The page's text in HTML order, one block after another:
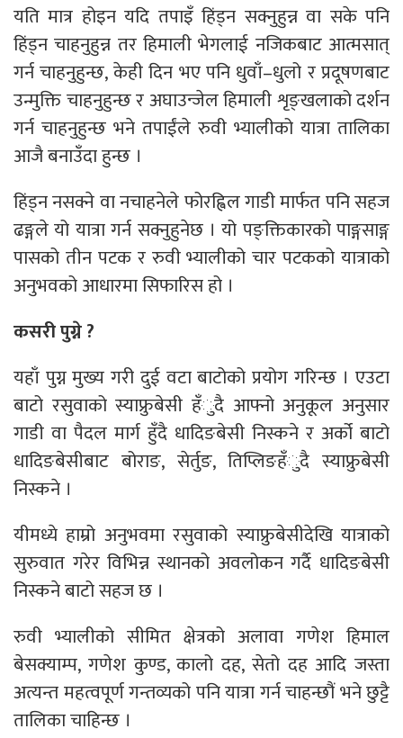
यति मात्र होइन यदि तपाइँ हिंड्न सक्नुहुन्न वा सके पनि
हिंड्न चाहनुहुन्न तर हिमाली भेगलाई नजिकबाट आत्मसात्
गर्न चाहनुहुन्छ, केही दिन भए पनि धुवाँ–धुलो र प्रदूषणबाट
उन्मुक्ति चाहनुहुन्छ र अघाउन्जेल हिमाली शृङ्खलाको दर्शन
गर्न चाहनुहुन्छ भने तपाईंले रुवी भ्यालीको यात्रा तालिका
आजै बनाउँदा हुन्छ ।
हिंड्न नसक्ने वा नचाहनेले फोरह्विल गाडी मार्फत पनि सहज
ढङ्गले यो यात्रा गर्न सक्नुहुनेछ । यो पङ्क्तिकारको पाङ्गसाङ्ग
पासको तीन पटक र रुवी भ्यालीको चार पटकको यात्राको
अनुभवको आधारमा सिफारिस हो ।
कसरी पुग्ने ?
यहाँ पुग्न मुख्य गरी दुई वटा बाटोको प्रयोग गरिन्छ । एउटा
बाटो रसुवाको स्याफ्रुबेसी हँुदै आफ्नो अनुकूल अनुसार
गाडी वा पैदल मार्ग हुँदै धादिङबेसी निस्कने र अर्को बाटो
धादिङबेसीबाट बोराङ, सेर्तुङ, तिप्लिङहँुदै स्याफ्रुबेसी
निस्कने ।
यीमध्ये हाम्रो अनुभवमा रसुवाको स्याफ्रुबेसीदेखि यात्राको
सुरुवात गरेर विभिन्न स्थानको अवलोकन गर्दै धादिङबेसी
निस्कने बाटो सहज छ ।
रुवी भ्यालीको सीमित क्षेत्रको अलावा गणेश हिमाल
बेसक्याम्प, गणेश कुण्ड, कालो दह, सेतो दह आदि जस्ता
अत्यन्त महत्वपूर्ण गन्तव्यको पनि यात्रा गर्न चाहन्छौं भने छुट्टै
तालिका चाहिन्छ ।